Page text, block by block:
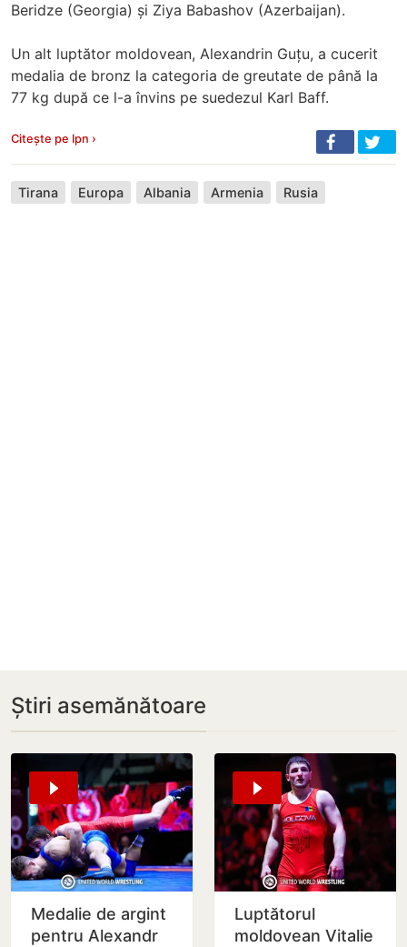
Beridze (Georgia) și Ziya Babashov (Azerbaijan).
Un alt luptător moldovean, Alexandrin Guțu, a cucerit
medalia de bronz la categoria de greutate de până la
77 kg după ce l-a învins pe suedezul Karl Baff.
Citește pe Ipn ›
Tirana Europa Albania Armenia Rusia
Știri asemănătoare
Medalie de argint
pentru Alexandr
Luptătorul
moldovean Vitalie